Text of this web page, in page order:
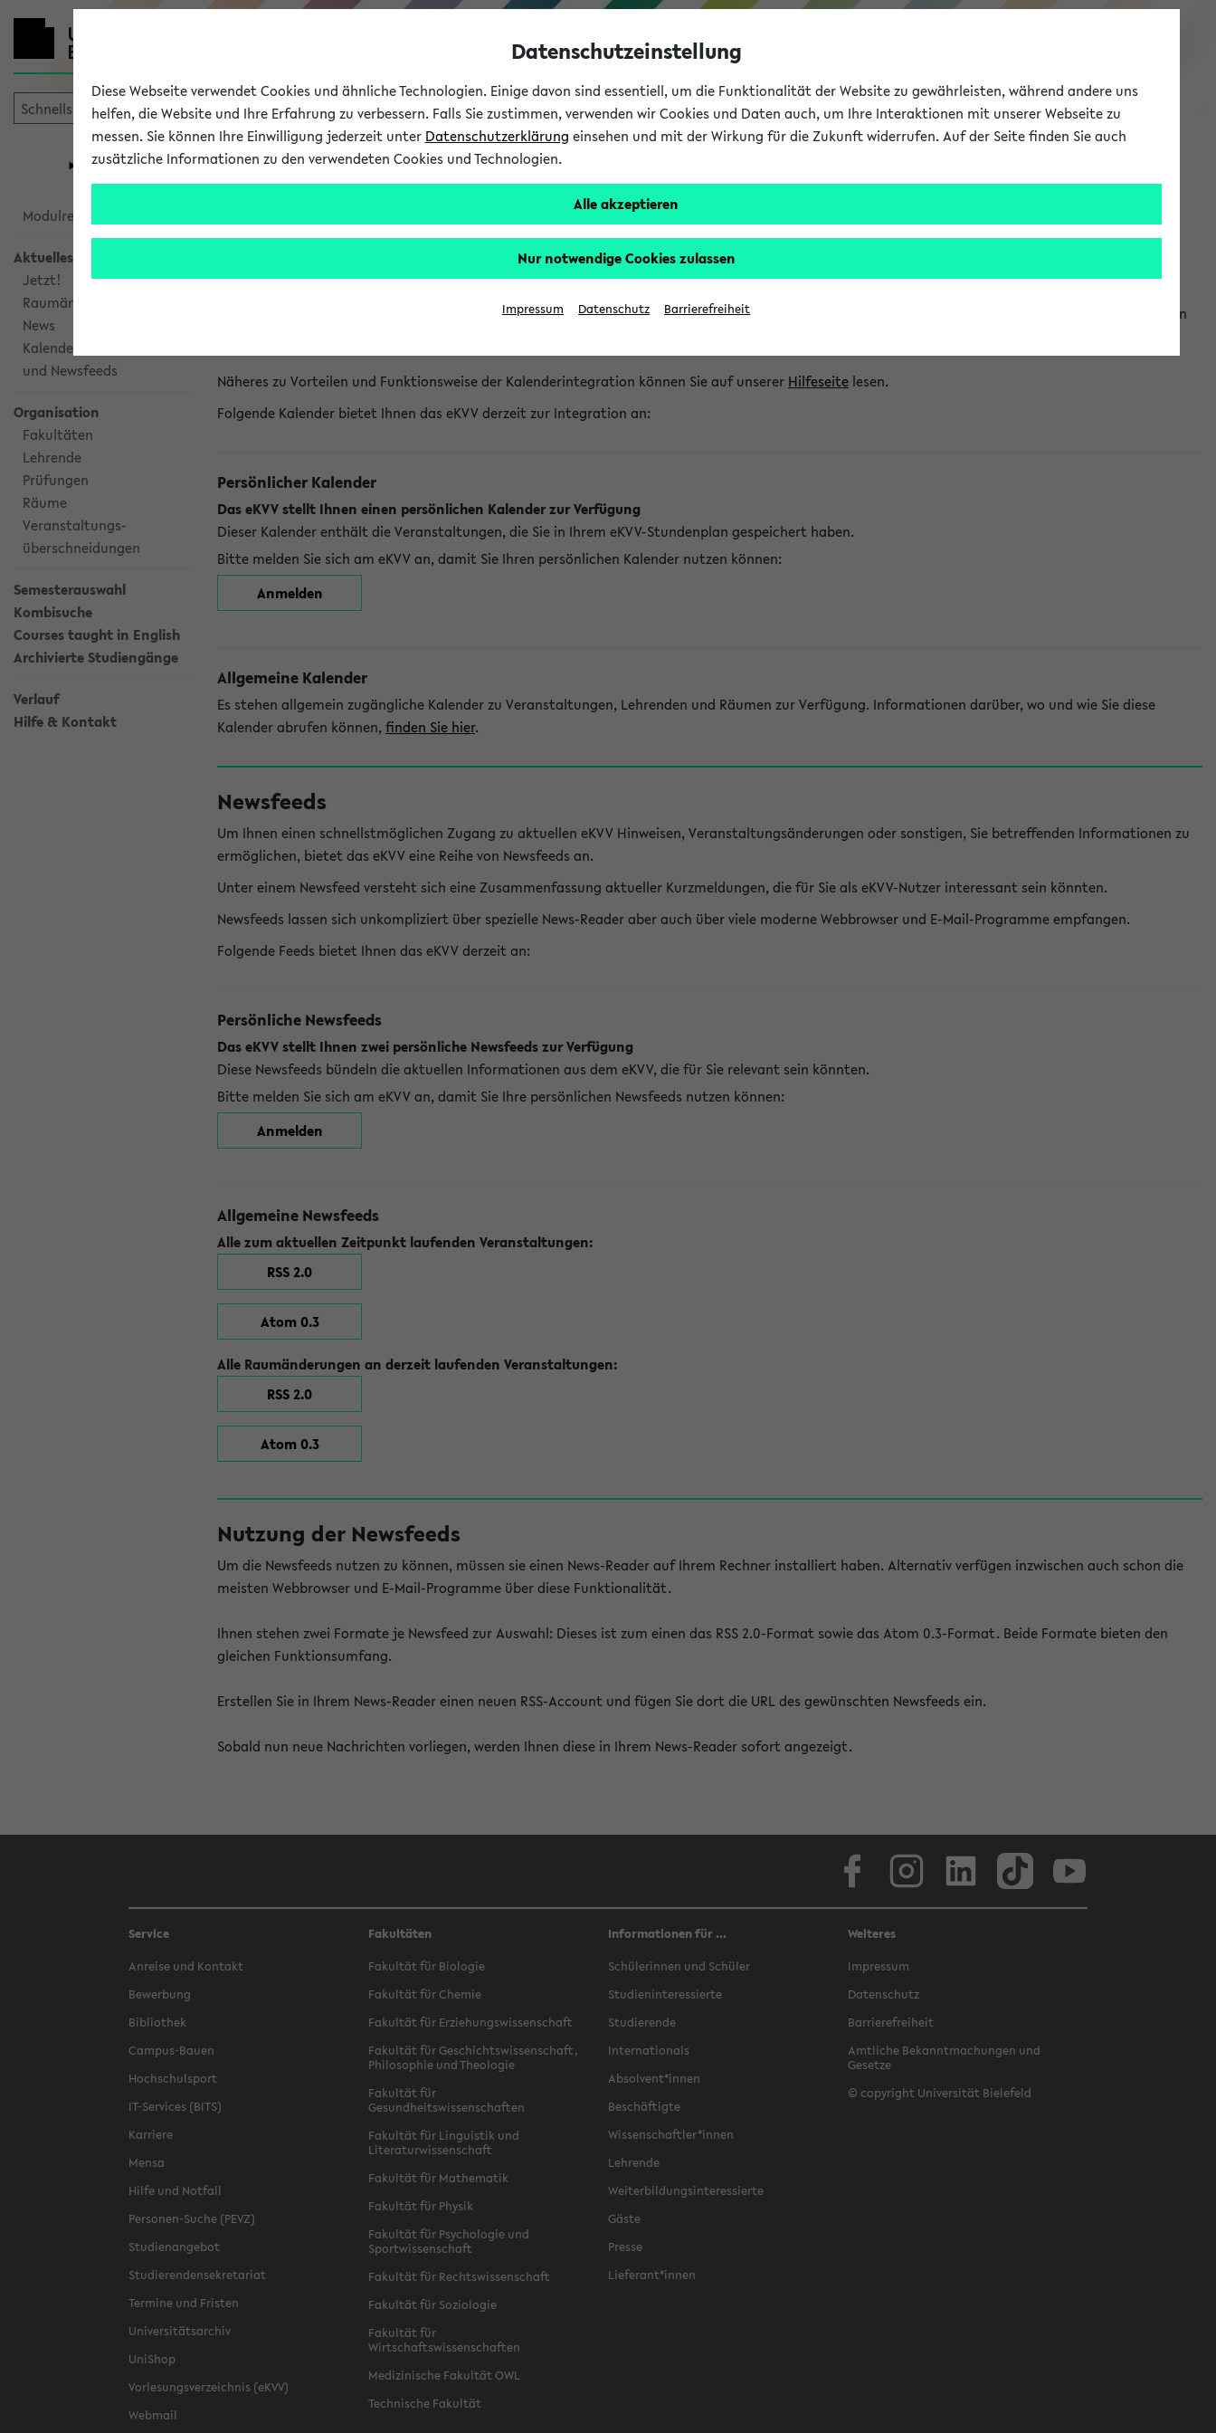
eKVV
Universität Forschung Studium
eKVV
Modulrecherche
Aktuelles
Jetzt!
Raumänderungen
News
Kalenderintegration
und Newsfeeds
Organisation
Fakultäten
Lehrende
Prüfungen
Räume
Veranstaltungs-
überschneidungen
Semesterauswahl
Kombisuche
Courses taught in English
Archivierte Studiengänge
Verlauf
Hilfe & Kontakt
Kalenderintegration und Newsfeeds
Kalenderintegration
Das eKVV bietet Ihnen die Möglichkeit, Veranstaltungstermine in eine Vielzahl von Kalenderanwendungen einzubinden. Auf diese Weise können Sie einen
Näheres zu Vorteilen und Funktionsweise der Kalenderintegration können Sie auf unserer Hilfeseite lesen.
Folgende Kalender bietet Ihnen das eKVV derzeit zur Integration an:
Persönlicher Kalender
Das eKVV stellt Ihnen einen persönlichen Kalender zur Verfügung
Dieser Kalender enthält die Veranstaltungen, die Sie in Ihrem eKVV-Stundenplan gespeichert haben.
Bitte melden Sie sich am eKVV an, damit Sie Ihren persönlichen Kalender nutzen können:
Anmelden
Allgemeine Kalender
Es stehen allgemein zugängliche Kalender zu Veranstaltungen, Lehrenden und Räumen zur Verfügung. Informationen darüber, wo und wie Sie diese
Kalender abrufen können, finden Sie hier.
Newsfeeds
Um Ihnen einen schnellstmöglichen Zugang zu aktuellen eKVV Hinweisen, Veranstaltungsänderungen oder sonstigen, Sie betreffenden Informationen zu
ermöglichen, bietet das eKVV eine Reihe von Newsfeeds an.
Unter einem Newsfeed versteht sich eine Zusammenfassung aktueller Kurzmeldungen, die für Sie als eKVV-Nutzer interessant sein könnten.
Newsfeeds lassen sich unkompliziert über spezielle News-Reader aber auch über viele moderne Webbrowser und E-Mail-Programme empfangen.
Folgende Feeds bietet Ihnen das eKVV derzeit an:
Persönliche Newsfeeds
Das eKVV stellt Ihnen zwei persönliche Newsfeeds zur Verfügung
Diese Newsfeeds bündeln die aktuellen Informationen aus dem eKVV, die für Sie relevant sein könnten.
Bitte melden Sie sich am eKVV an, damit Sie Ihre persönlichen Newsfeeds nutzen können:
Anmelden
Allgemeine Newsfeeds
Alle zum aktuellen Zeitpunkt laufenden Veranstaltungen:
RSS 2.0
Atom 0.3
Alle Raumänderungen an derzeit laufenden Veranstaltungen:
RSS 2.0
Atom 0.3
Nutzung der Newsfeeds
Um die Newsfeeds nutzen zu können, müssen sie einen News-Reader auf Ihrem Rechner installiert haben. Alternativ verfügen inzwischen auch schon die
meisten Webbrowser und E-Mail-Programme über diese Funktionalität.
Ihnen stehen zwei Formate je Newsfeed zur Auswahl: Dieses ist zum einen das RSS 2.0-Format sowie das Atom 0.3-Format. Beide Formate bieten den
gleichen Funktionsumfang.
Erstellen Sie in Ihrem News-Reader einen neuen RSS-Account und fügen Sie dort die URL des gewünschten Newsfeeds ein.
Sobald nun neue Nachrichten vorliegen, werden Ihnen diese in Ihrem News-Reader sofort angezeigt.
Service
Anreise und Kontakt
Bewerbung
Bibliothek
Campus-Bauen
Hochschulsport
IT-Services (BITS)
Karriere
Mensa
Hilfe und Notfall
Personen-Suche (PEVZ)
Studienangebot
Studierendensekretariat
Termine und Fristen
Universitätsarchiv
UniShop
Vorlesungsverzeichnis (eKVV)
Webmail
Fakultäten
Fakultät für Biologie
Fakultät für Chemie
Fakultät für Erziehungswissenschaft
Fakultät für Geschichtswissenschaft,
Philosophie und Theologie
Fakultät für
Gesundheitswissenschaften
Fakultät für Linguistik und
Literaturwissenschaft
Fakultät für Mathematik
Fakultät für Physik
Fakultät für Psychologie und
Sportwissenschaft
Fakultät für Rechtswissenschaft
Fakultät für Soziologie
Fakultät für
Wirtschaftswissenschaften
Medizinische Fakultät OWL
Technische Fakultät
Informationen für ...
Schülerinnen und Schüler
Studieninteressierte
Studierende
Internationals
Absolvent*innen
Beschäftigte
Wissenschaftler*innen
Lehrende
Weiterbildungsinteressierte
Gäste
Presse
Lieferant*innen
Weiteres
Impressum
Datenschutz
Barrierefreiheit
Amtliche Bekanntmachungen und
Gesetze
© copyright Universität Bielefeld
Datenschutzeinstellung
Diese Webseite verwendet Cookies und ähnliche Technologien. Einige davon sind essentiell, um die Funktionalität der Website zu gewährleisten, während andere uns
helfen, die Website und Ihre Erfahrung zu verbessern. Falls Sie zustimmen, verwenden wir Cookies und Daten auch, um Ihre Interaktionen mit unserer Webseite zu
messen. Sie können Ihre Einwilligung jederzeit unter Datenschutzerklärung einsehen und mit der Wirkung für die Zukunft widerrufen. Auf der Seite finden Sie auch
zusätzliche Informationen zu den verwendeten Cookies und Technologien.
Alle akzeptieren
Nur notwendige Cookies zulassen
Impressum Datenschutz Barrierefreiheit